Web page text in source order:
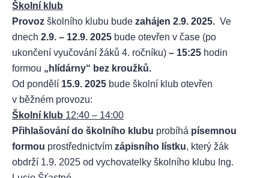
Školní klub
Provoz školního klubu bude zahájen 2.9. 2025. Ve
dnech 2.9. – 12.9. 2025 bude otevřen v čase (po
ukončení vyučování žáků 4. ročníku) – 15:25 hodin
formou „hlídárny“ bez kroužků.
Od pondělí 15.9. 2025 bude školní klub otevřen
v běžném provozu:
Školní klub 12:40 – 14:00
Přihlašování do školního klubu probíhá písemnou
formou prostřednictvím zápisního lístku, který žák
obdrží 1.9. 2025 od vychovatelky školního klubu Ing.